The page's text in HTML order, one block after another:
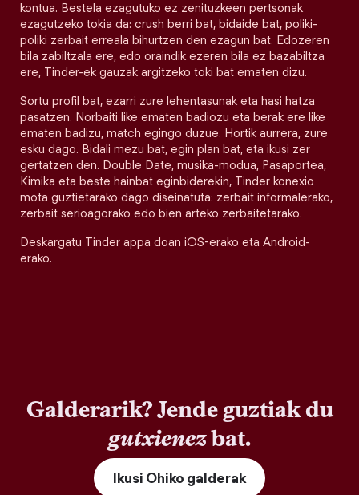
kontua. Bestela ezagutuko ez zenituzkeen pertsonak
ezagutzeko tokia da: crush berri bat, bidaide bat, poliki-
poliki zerbait erreala bihurtzen den ezagun bat. Edozeren
bila zabiltzala ere, edo oraindik ezeren bila ez bazabiltza
ere, Tinder-ek gauzak argitzeko toki bat ematen dizu.
Sortu profil bat, ezarri zure lehentasunak eta hasi hatza
pasatzen. Norbaiti like ematen badiozu eta berak ere like
ematen badizu, match egingo duzue. Hortik aurrera, zure
esku dago. Bidali mezu bat, egin plan bat, eta ikusi zer
gertatzen den. Double Date, musika-modua, Pasaportea,
Kimika eta beste hainbat eginbiderekin, Tinder konexio
mota guztietarako dago diseinatuta: zerbait informalerako,
zerbait serioagorako edo bien arteko zerbaitetarako.
Deskargatu Tinder appa doan iOS-erako eta Android-
erako.
Galderarik? Jende guztiak du
gutxienezbat.
Ikusi Ohiko galderak